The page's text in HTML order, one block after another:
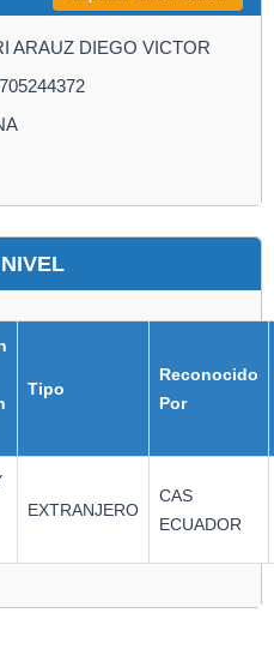
ARAUZ DIEGO VICTOR
Tipo
Reconocido
Por
EXTRANJERO
CAS
ECUADOR